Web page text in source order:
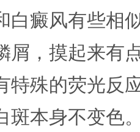
白癜风有些相
屑，摸起来有
特殊的荧光反
斑本身不变色